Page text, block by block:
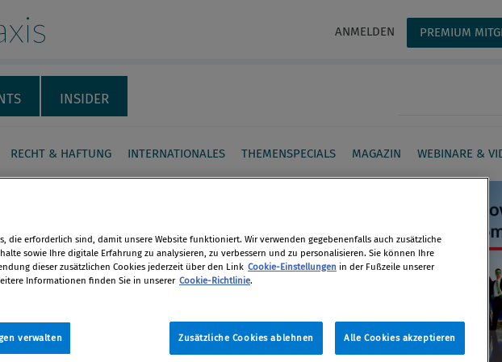
ANMELDEN PREMIUM
INSIDER
RECHT & HAFTUNG INTERNATIONALES THEMENSPECIALS MAGAZIN WEBINARE &
Haben Sie
von Taylor Wessing über die
bei grenzüberschreitenden
die erforderlich sind, damit unsere Website funktioniert. Wir verwenden gegebenenfalls auch zusätzliche
sowie Ihre digitale Erfahrung zu analysieren, zu verbessern und zu personalisieren. Sie können Ihre
dieser zusätzlichen Cookies jederzeit über den Link Cookie-Einstellungen in der Fußzeile unserer
Informationen finden Sie in unserer Cookie-Richtlinie.
Zusätzliche Cookies ablehnen Alle Cookies akzeptieren
verwalten